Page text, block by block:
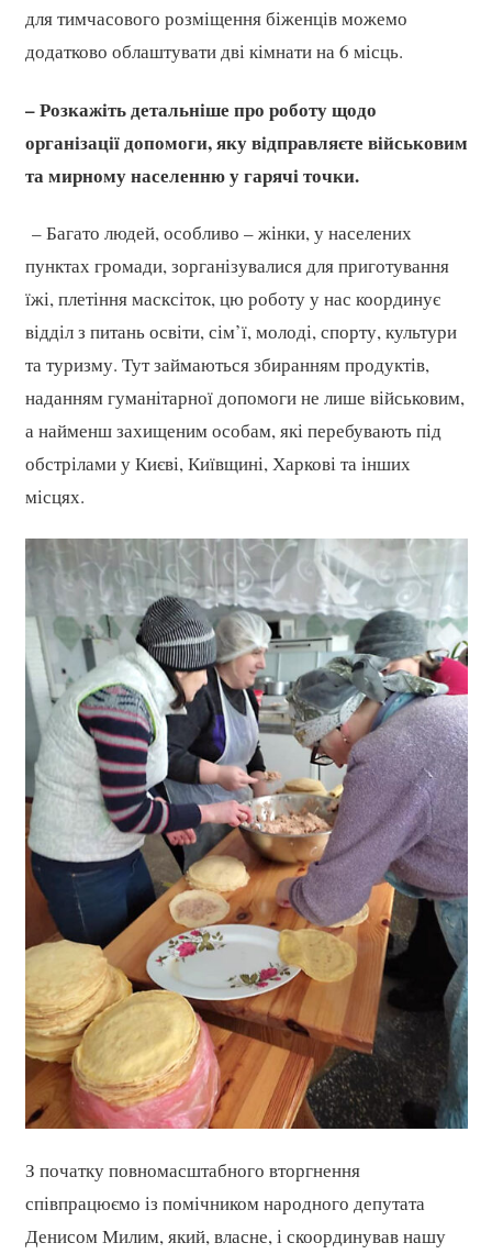
для тимчасового розміщення біженців можемо
додатково облаштувати дві кімнати на 6 місць.
– Розкажіть детальніше про роботу щодо
організації допомоги, яку відправляєте військовим
та мирному населенню у гарячі точки.
– Багато людей, особливо – жінки, у населених
пунктах громади, зорганізувалися для приготування
їжі, плетіння масксіток, цю роботу у нас координує
відділ з питань освіти, сім’ї, молоді, спорту, культури
та туризму. Тут займаються збиранням продуктів,
наданням гуманітарної допомоги не лише військовим,
а найменш захищеним особам, які перебувають під
обстрілами у Києві, Київщині, Харкові та інших
місцях.
З початку повномасштабного вторгнення
співпрацюємо із помічником народного депутата
Денисом Милим, який, власне, і скоординував нашу